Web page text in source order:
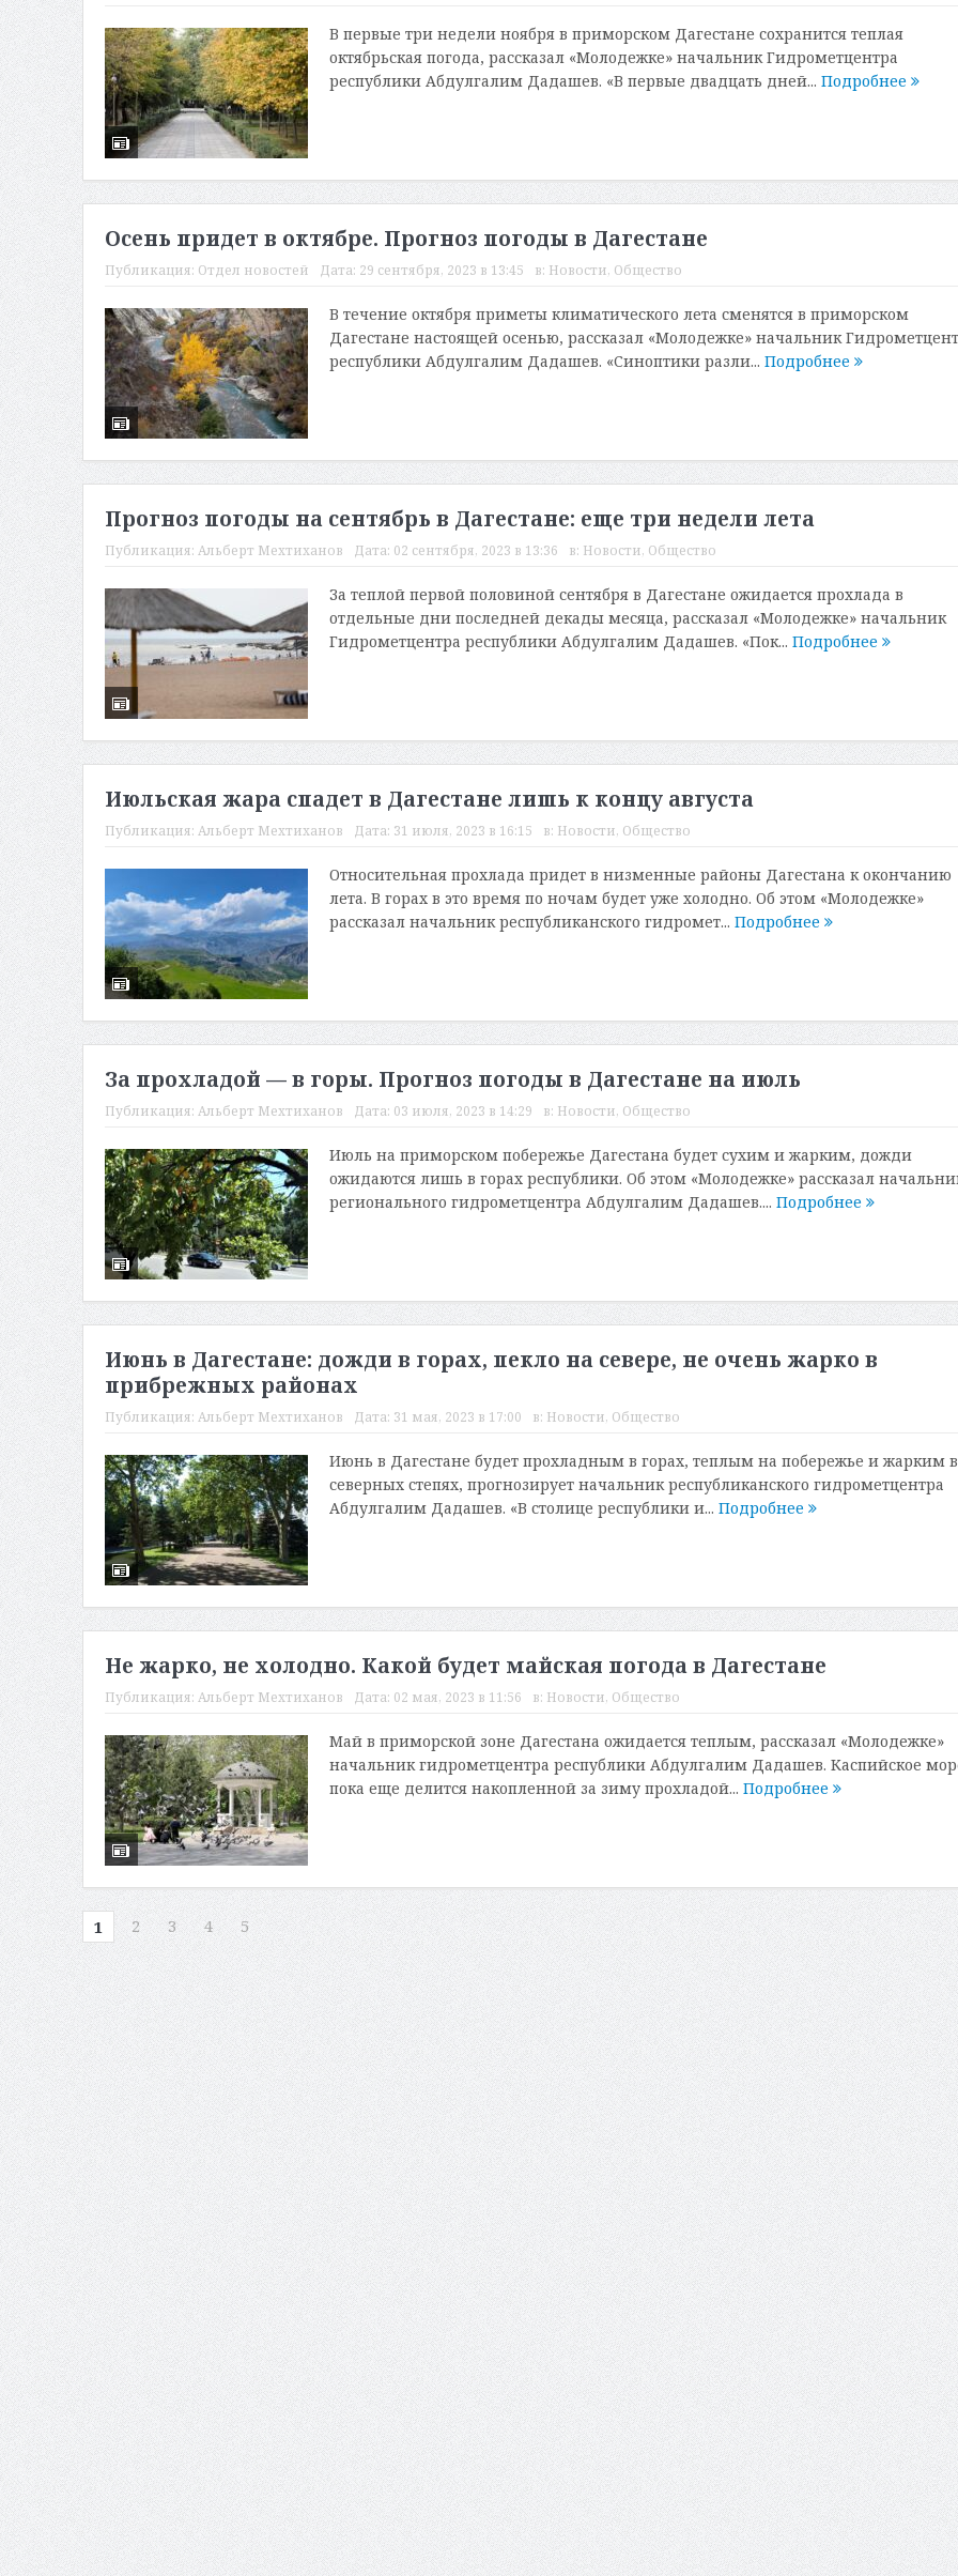
В первые три недели ноября в приморском Дагестане сохранится теплая
октябрьская погода, рассказал «Молодежке» начальник Гидрометцентра
республики Абдулгалим Дадашев. «В первые двадцать дней... Подробнее
Осень придет в октябре. Прогноз погоды в Дагестане
Публикация: Отдел новостей Дата: 29 сентября, 2023 в 13:45 в: Новости, Общество
В течение октября приметы климатического лета сменятся в приморском
Дагестане настоящей осенью, рассказал «Молодежке» начальник
республики Абдулгалим Дадашев. «Синоптики разли... Подробнее
Прогноз погоды на сентябрь в Дагестане: еще три недели лета
Публикация: Альберт Мехтиханов Дата: 02 сентября, 2023 в 13:36 в: Новости, Общество
За теплой первой половиной сентября в Дагестане ожидается прохлада в
отдельные дни последней декады месяца, рассказал «Молодежке» начальник
Гидрометцентра республики Абдулгалим Дадашев. «Пок... Подробнее
Июльская жара спадет в Дагестане лишь к концу августа
Публикация: Альберт Мехтиханов Дата: 31 июля, 2023 в 16:15 в: Новости, Общество
Относительная прохлада придет в низменные районы Дагестана к окончанию
лета. В горах в это время по ночам будет уже холодно. Об этом «Молодежке»
рассказал начальник республиканского гидромет... Подробнее
За прохладой — в горы. Прогноз погоды в Дагестане на июль
Публикация: Альберт Мехтиханов Дата: 03 июля, 2023 в 14:29 в: Новости, Общество
Июль на приморском побережье Дагестана будет сухим и жарким, дожди
ожидаются лишь в горах республики. Об этом «Молодежке» рассказал
регионального гидрометцентра Абдулгалим Дадашев.... Подробнее
Июнь в Дагестане: дожди в горах, пекло на севере, не очень жарко в
прибрежных районах
Публикация: Альберт Мехтиханов Дата: 31 мая, 2023 в 17:00 в: Новости, Общество
Июнь в Дагестане будет прохладным в горах, теплым на побережье и жарким в
северных степях, прогнозирует начальник республиканского гидрометцентра
Абдулгалим Дадашев. «В столице республики и... Подробнее
Не жарко, не холодно. Какой будет майская погода в Дагестане
Публикация: Альберт Мехтиханов Дата: 02 мая, 2023 в 11:56 в: Новости, Общество
Май в приморской зоне Дагестана ожидается теплым, рассказал «Молодежке»
начальник гидрометцентра республики Абдулгалим Дадашев. Каспийское
пока еще делится накопленной за зиму прохладой... Подробнее
1 2 3 4 5